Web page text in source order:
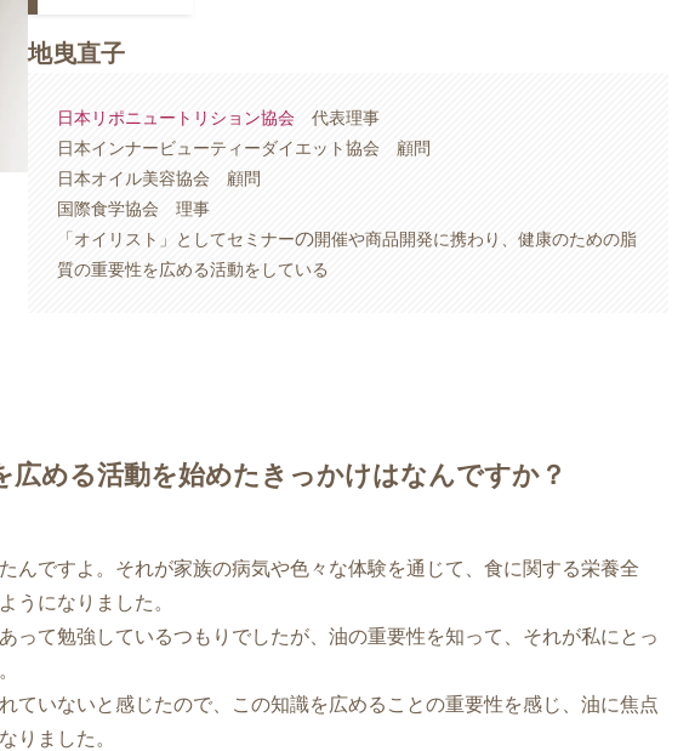
地曳直子
日本リポニュートリション協会代表理事
​日本インナービューティーダイエット協会 顧問
日本オイル美容協会 顧問
国際食学協会 理事
「オイリスト」としてセミナーの開催や商品開発に携わり、健康のための脂
質の重要性を広める活動をしている
広める活動を始めたきっかけはなんですか？
んですよ。それが家族の病気や色々な体験を通じて、食に関する栄養全
うになりました。
って勉強しているつもりでしたが、油の重要性を知って、それが私にとっ
ていないと感じたので、この知識を広めることの重要性を感じ、油に焦点
りました。